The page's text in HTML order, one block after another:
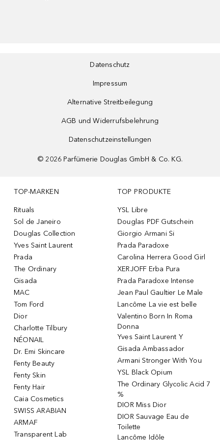
Datenschutz
Impressum
Alternative Streitbeilegung
AGB und Widerrufsbelehrung
Datenschutzeinstellungen
© 2026 Parfümerie Douglas GmbH & Co. KG.
TOP-MARKEN
Rituals
Sol de Janeiro
Douglas Collection
Yves Saint Laurent
Prada
The Ordinary
Gisada
MAC
Tom Ford
Dior
Charlotte Tilbury
NÉONAIL
Dr. Emi Skincare
Fenty Beauty
Fenty Skin
Fenty Hair
Caia Cosmetics
SWISS ARABIAN
ARMAF
Transparent Lab
TOP PRODUKTE
YSL Libre
Douglas PDF Gutschein
Giorgio Armani Si
Prada Paradoxe
Carolina Herrera Good Girl
XERJOFF Erba Pura
Prada Paradoxe Intense
Jean Paul Gaultier Le Male
Lancôme La vie est belle
Valentino Born In Roma
Donna
Yves Saint Laurent Y
Gisada Ambassador
Armani Stronger With You
YSL Black Opium
The Ordinary Glycolic Acid 7
%
DIOR Miss Dior
DIOR Sauvage Eau de
Toilette
Lancôme Idôle